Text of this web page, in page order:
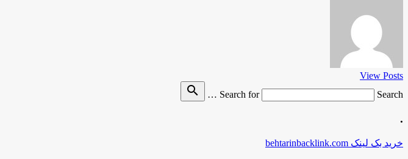
View Posts
Search for
Search …
search
.
خرید بک لینک behtarinbacklink.com